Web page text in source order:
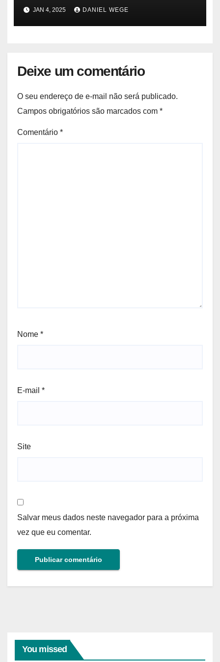
gasoduto pode reabrir |
JAN 4, 2025 DANIEL WEGE
Deixe um comentário
O seu endereço de e-mail não será publicado.
Campos obrigatórios são marcados com *
Comentário *
Nome *
E-mail *
Site
Salvar meus dados neste navegador para a próxima
vez que eu comentar.
You missed